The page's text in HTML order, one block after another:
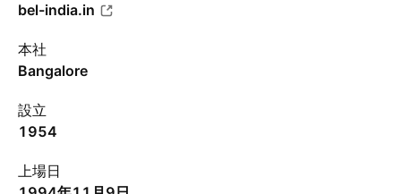
bel-india.in
本社
Bangalore
設立
1954
上場日